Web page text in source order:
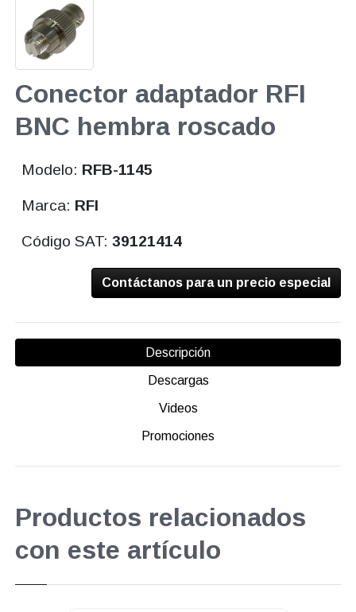
Conector adaptador RFI
BNC hembra roscado
Modelo: RFB-1145
Marca: RFI
Código SAT:39121414
Contáctanos para un precio especial
Descripción
Descargas
Videos
Promociones
Productos relacionados
con este artículo